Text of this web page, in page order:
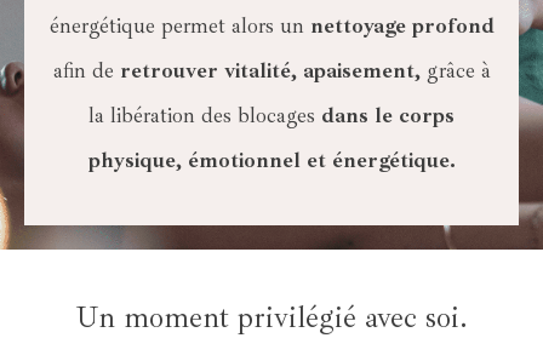
énergétique permet alors un nettoyage profond
afin de retrouver vitalité, apaisement, grâce à
la libération des blocages dans le corps
physique, émotionnel et énergétique.
Un moment privilégié avec soi.